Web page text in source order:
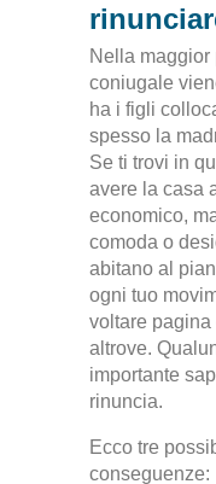
Nella maggior
coniugale
ha i figli
spesso la
Se ti trovi in
avere la casa
economico,
comoda o
abitano al
ogni tuo
voltare
altrove.
importante
rinuncia.
Ecco tre
conseguenze: